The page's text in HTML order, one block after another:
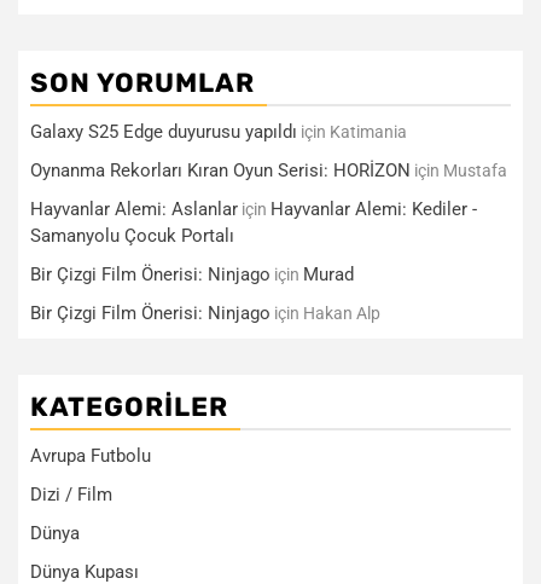
SON YORUMLAR
Galaxy S25 Edge duyurusu yapıldı için Katimania
Oynanma Rekorları Kıran Oyun Serisi: HORİZON için Mustafa
Hayvanlar Alemi: Aslanlar için Hayvanlar Alemi: Kediler -
Samanyolu Çocuk Portalı
Bir Çizgi Film Önerisi: Ninjago için Murad
Bir Çizgi Film Önerisi: Ninjago için Hakan Alp
KATEGORILER
Avrupa Futbolu
Dizi / Film
Dünya
Dünya Kupası